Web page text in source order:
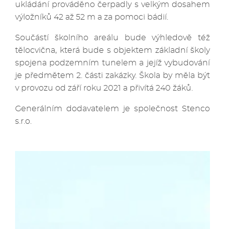
ukládání prováděno čerpadly s velkým dosahem
výložníků 42 až 52 m a za pomoci bádií.
Součástí školního areálu bude výhledově též
tělocvična, která bude s objektem základní školy
spojena podzemním tunelem a jejíž vybudování
je předmětem 2. části zakázky. Škola by měla být
v provozu od září roku 2021 a přivítá 240 žáků.
Generálním dodavatelem je společnost Stenco
s.r.o.